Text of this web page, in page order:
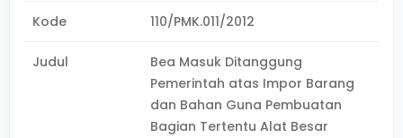
Kode 110/PMK.011/2012
Judul
Bea Masuk Ditanggung
Pemerintah atas Impor Barang
dan Bahan Guna Pembuatan
Bagian Tertentu Alat Besar